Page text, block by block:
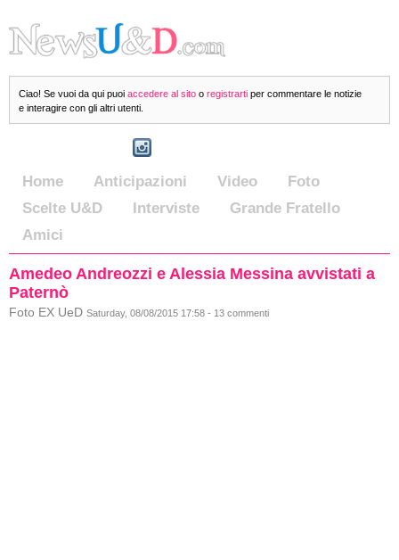
Ciao! Se vuoi da qui puoi accedere al sito o registrarti per commentare le notizie
e interagire con gli altri utenti.
Home Anticipazioni Video
Foto
Scelte U&D
Interviste
Grande Fratello
Amici
Amedeo Andreozzi e Alessia Messina avvistati a
Paternò
Foto EX UeD Saturday, 08/08/2015 17:58 - 13 commenti